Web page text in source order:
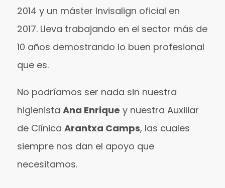
2014 y un máster Invisalign oficial en
2017. Lleva trabajando en el sector más de
10 años demostrando lo buen profesional
que es.
No podríamos ser nada sin nuestra
higienista Ana Enrique y nuestra Auxiliar
de Clínica Arantxa Camps, las cuales
siempre nos dan el apoyo que
necesitamos.